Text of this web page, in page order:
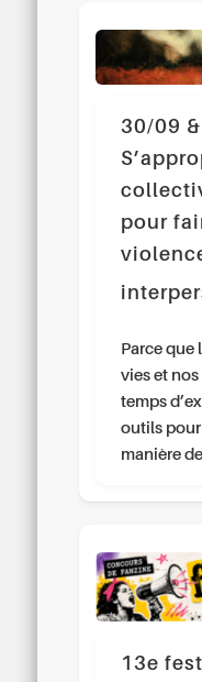
30/09
pour
Parce que
vies et
temps
outils pour
manière
13e